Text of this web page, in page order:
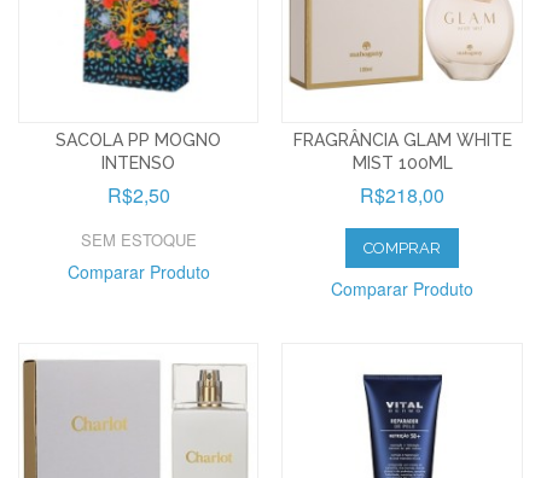
SACOLA PP MOGNO
INTENSO
R$2,50
SEM ESTOQUE
Comparar Produto
FRAGRÂNCIA GLAM WHITE
MIST 100ML
R$218,00
COMPRAR
Comparar Produto